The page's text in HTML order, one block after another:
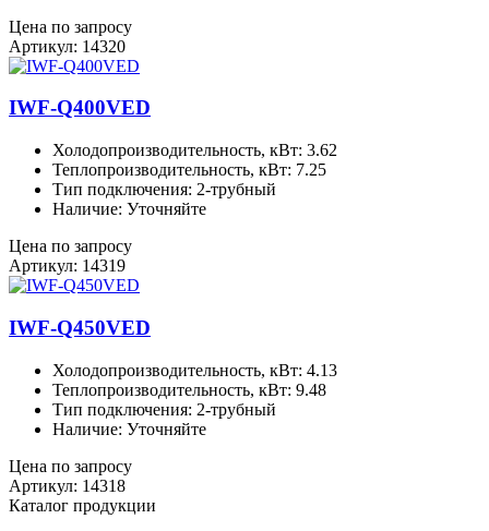
Цена по запросу
Артикул: 14320
IWF-Q400VED
Холодопроизводительность, кВт: 3.62
Теплопроизводительность, кВт: 7.25
Тип подключения: 2-трубный
Наличие: Уточняйте
Цена по запросу
Артикул: 14319
IWF-Q450VED
Холодопроизводительность, кВт: 4.13
Теплопроизводительность, кВт: 9.48
Тип подключения: 2-трубный
Наличие: Уточняйте
Цена по запросу
Артикул: 14318
Каталог продукции